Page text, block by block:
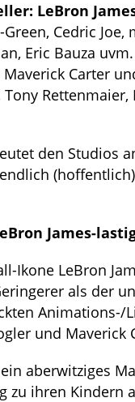
LeBron
Cedric
Eric Bauza
Maverick Carter
Tony
den Studios
James-
LeBron
als der
Animations-/
und Maverick
aberwitziges
zu ihren